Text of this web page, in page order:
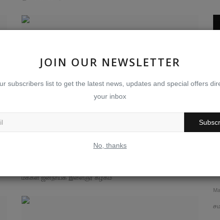
JOIN OUR NEWSLETTER
subscribers list to get the latest news, updates and special offers
your inbox
No, thanks
ராகுல்காந்தி தகுதி நீக்கம்! மோடி கும்பலின்
மக்கள் ஜனநாயக இளைஞர் கழகம்